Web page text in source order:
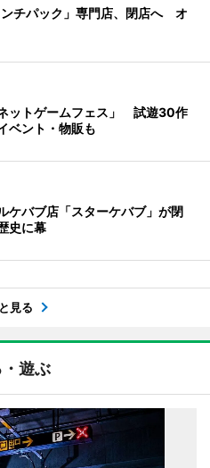
チパック」専門店、閉店へ オ
ットゲームフェス」 試遊30作
ベント・物販も
ケバブ店「スターケバブ」が閉
史に幕
見る
・遊ぶ